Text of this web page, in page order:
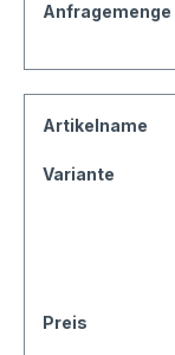
Anfragemenge
Artikelname
Variante
Preis